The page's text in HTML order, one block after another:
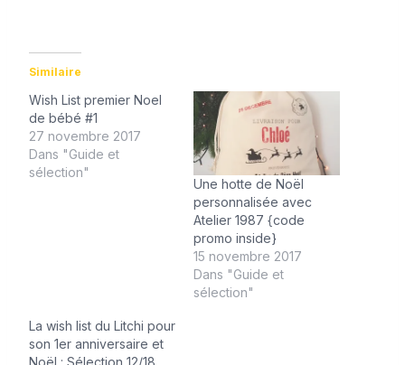
r
g
e
m
e
n
Similaire
Wish List premier Noel
de bébé #1
27 novembre 2017
Dans "Guide et
sélection"
Une hotte de Noël
personnalisée avec
Atelier 1987 {code
promo inside}
15 novembre 2017
Dans "Guide et
sélection"
La wish list du Litchi pour
son 1er anniversaire et
Noël : Sélection 12/18